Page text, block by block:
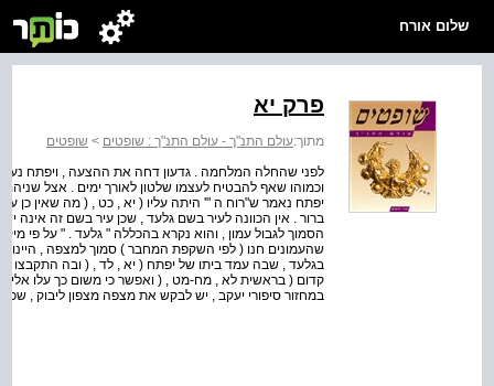
שלום אורח
פרק יא
מתוך:עולם התנ"ך - עולם התנ"ך : שופטים > שופטים
לפני שהחלה המלחמה . גדעון דחה את ההצעה , ויפתח
וכמוהו שאף להבטיח לעצמו שלטון לאורך ימים . אצל שניהם
ברור . אין הכוונה לעיר בשם גלעד , שכן עיר בשם זה אינה
הסמוך לגבול עמון , והוא נקרא בהכללה " גלעד . " על פי
שהעמונים חנו ( לפי השקפת המחבר ) סמוך למצפה , היינו
בגלעד , שבה עמד ביתו של יפתח ( יא , לד , ( ובה התקבצו
קדום ( בראשית לא , מח-מט , ( ואפשר כי משום כך עלו
במחזור סיפורי יעקב , יש לבקש את מצפה מצפון ליבוק ,